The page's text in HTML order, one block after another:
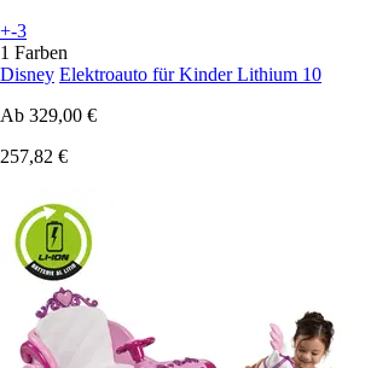
+-3
1 Farben
Disney Elektroauto für Kinder Lithium 10
Ab 329,00 €
257,82 €